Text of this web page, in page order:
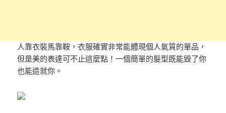
人靠衣裝馬靠鞍，衣服確實非常能體現個人氣質的單品，
但是美的表達可不止這麼點！一個簡單的髮型既能毀了你
也能造就你。